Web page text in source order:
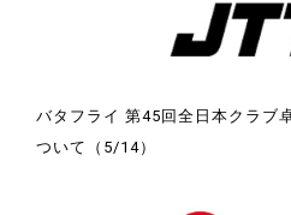
バタフライ 第45回全日本クラ
ついて（5/14）